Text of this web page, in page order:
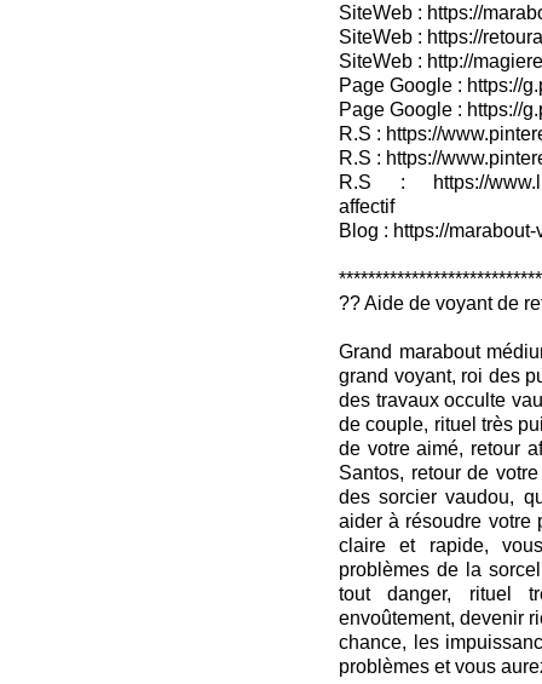
SiteWeb : https://
SiteWeb : https://
SiteWeb : http://
Page Google : https://
Page Google : https://
R.S : https://
R.S : https://
R.S : https://
affectif
Blog : https://
?? Aide de voyant de
Grand marabout
grand voyant, roi des
des travaux occulte
de couple, rituel très
de votre aimé, retour
Santos, retour de
des sorcier vaudou,
aider à résoudre votre
claire et rapide,
problèmes de la
tout danger, rituel
envoûtement, devenir
chance, les
problèmes et vous